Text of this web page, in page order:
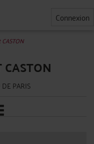
Connexion
PARIS